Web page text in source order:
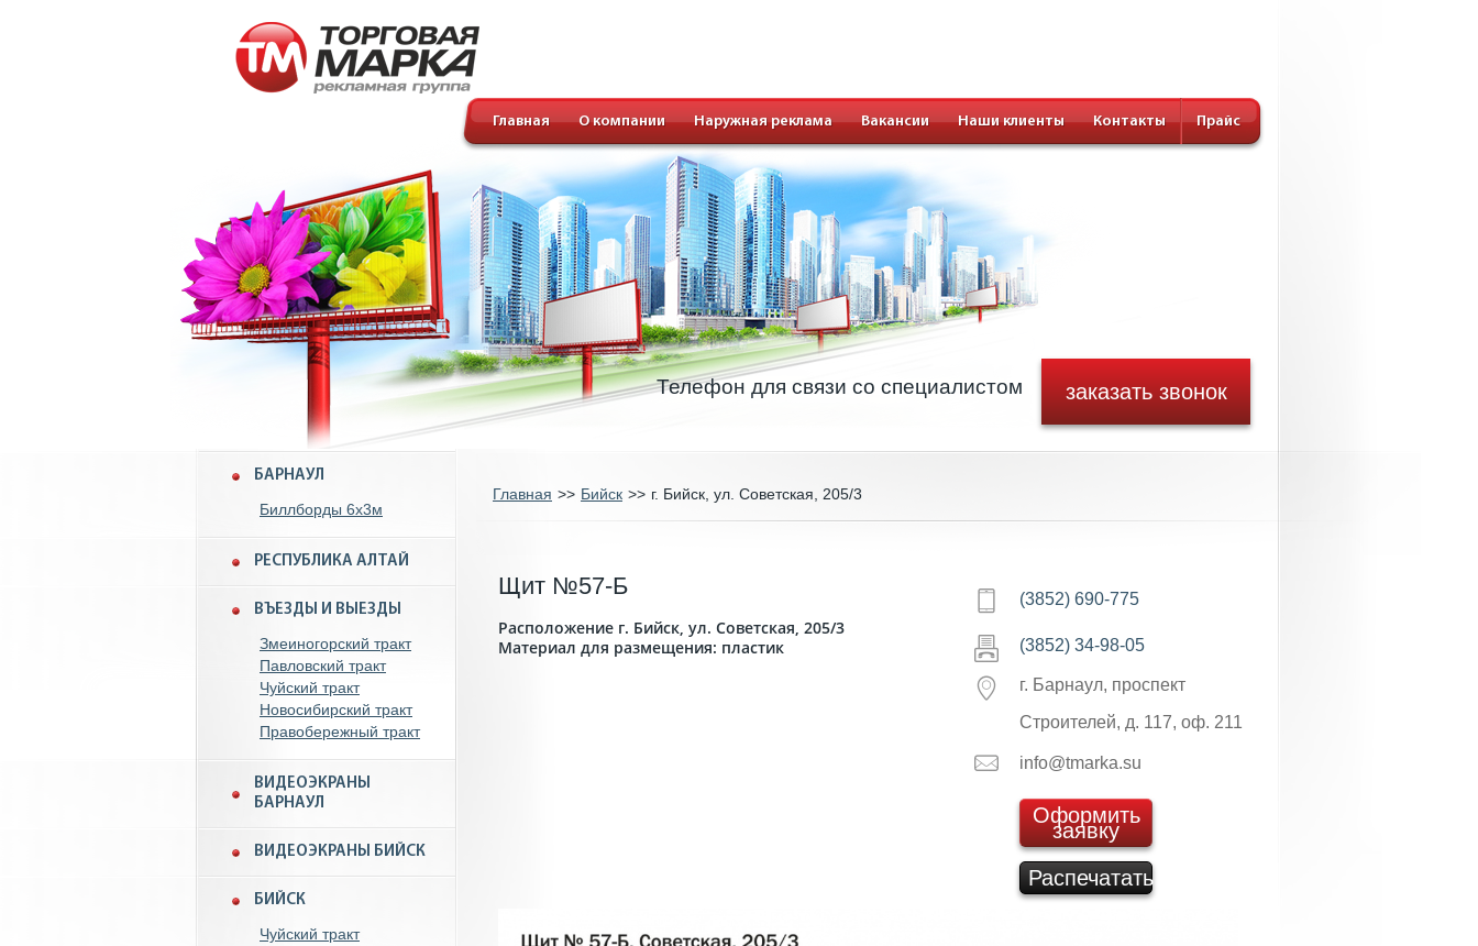
Главная О компании Наружная реклама Вакансии Наши клиенты Контакты Прайс
Телефон для связи со специалистом заказать звонок
БАРНАУЛ
Биллборды 6x3м
РЕСПУБЛИКА АЛТАЙ
ВЪЕЗДЫ И ВЫЕЗДЫ
Змеиногорский тракт
Павловский тракт
Чуйский тракт
Новосибирский тракт
Правобережный тракт
ВИДЕОЭКРАНЫ
БАРНАУЛ
ВИДЕОЭКРАНЫ БИЙСК
БИЙСК
Чуйский тракт
Главная >> Бийск >> г. Бийск, ул. Советская, 205/3
Щит №57-Б
Расположение г. Бийск, ул. Советская, 205/3
Материал для размещения: пластик
(3852) 690-775
(3852) 34-98-05
г. Барнаул, проспект
Строителей, д. 117, оф. 211
info@tmarka.su
Оформить
заявку
Распечатать